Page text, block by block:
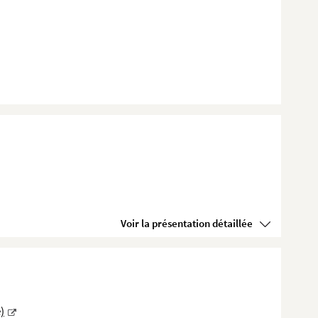
Voir la présentation détaillée